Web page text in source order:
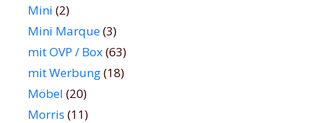
Mini (2)
Mini Marque(3)
mit OVP / Box(63)
mit Werbung(18)
Möbel (20)
Morris (11)